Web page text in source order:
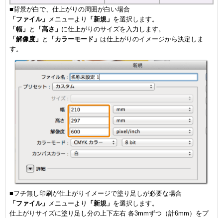
■背景が白で、仕上がりの周囲が白い場合
「ファイル」 メニューより 「新規」 を選択します。
「幅」 と 「高さ」 に仕上がりのサイズを入力します。
「解像度」 と 「カラーモード」 は仕上がりのイメージから決定しま
す。
■フチ無し印刷が仕上がりイメージで塗り足しが必要な場合
「ファイル」 メニューより 「新規」 を選択します。
仕上がりサイズに塗り足し分の上下左右 各3mmずつ（計6mm）をプ